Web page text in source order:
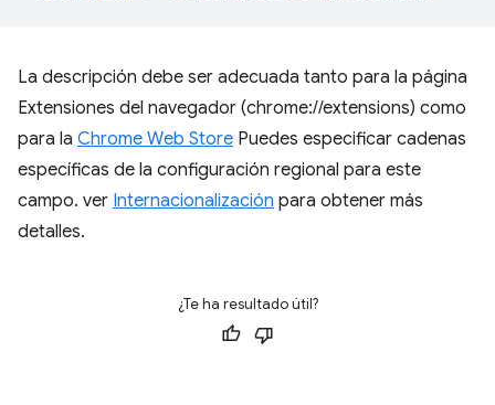
La descripción debe ser adecuada tanto para la página
Extensiones del navegador (chrome://extensions) como
para la Chrome Web Store Puedes especificar cadenas
específicas de la configuración regional para este
campo. ver Internacionalización para obtener más
detalles.
¿Te ha resultado útil?